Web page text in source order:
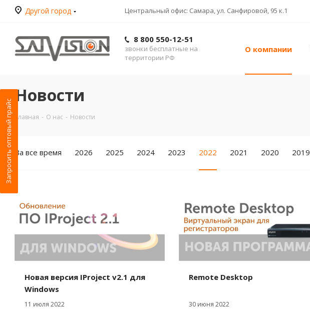
Другой город Центральный офис: Самара, ул. Санфировой, 95 к.1
8 800 550-12-51
звонки бесплатные на
территории РФ
О компании
Новости
Главная - О нас - Новости
За все время 2026 2025 2024 2023 2022 2021 2020 2019
Новая версия IProject v2.1 для
Windows
11 июля 2022
Remote Desktop
30 июня 2022
Запросить оптовый прайс